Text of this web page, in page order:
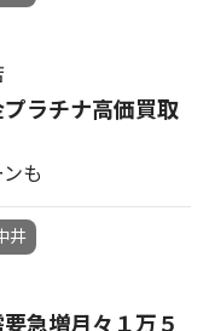
ラチナ高価買取
も
井
急増月々１万５